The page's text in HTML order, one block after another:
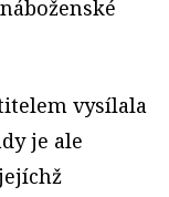
vysílala
je ale